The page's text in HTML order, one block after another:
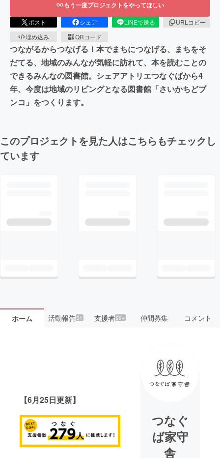
もう一度プロジェクトをやってほしい
ポスト シェア LINEで送る
URLコピー
埋め込み
QRコード
つながるからつなげる！本でまちにつなげる、まちをそ
だてる、地域のみんなが気軽に訪れて、本を読むことの
できるみんなの図書館。シェアアトリエつなぐばから4
年、今度は地域のリビングとなる図書館「さいかちどブ
ンコ」をつくります。
このプロジェクトを見た人はこちらもチェックし
ています
ホーム 活動報告31 支援者99+ 仲間募集 コメント
【6月25日更新】
つなぐ
ば家守
舎